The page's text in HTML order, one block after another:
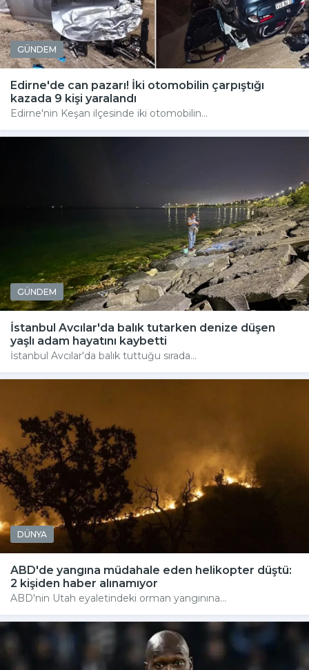
GÜNDEM
Edirne'de can pazarı! İki otomobilin çarpıştığı
kazada 9 kişi yaralandı
Edirne'nin Keşan ilçesinde iki otomobilin...
GÜNDEM
İstanbul Avcılar'da balık tutarken denize düşen
yaşlı adam hayatını kaybetti
İstanbul Avcılar'da balık tuttuğu sırada...
DÜNYA
ABD'de yangına müdahale eden helikopter düştü:
2 kişiden haber alınamıyor
ABD'nin Utah eyaletindeki orman yangınına...